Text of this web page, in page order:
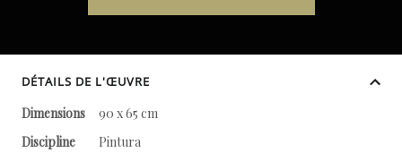
DÉTAILS DE L'ŒUVRE
Dimensions
90 x 65 cm
Discipline
Pintura